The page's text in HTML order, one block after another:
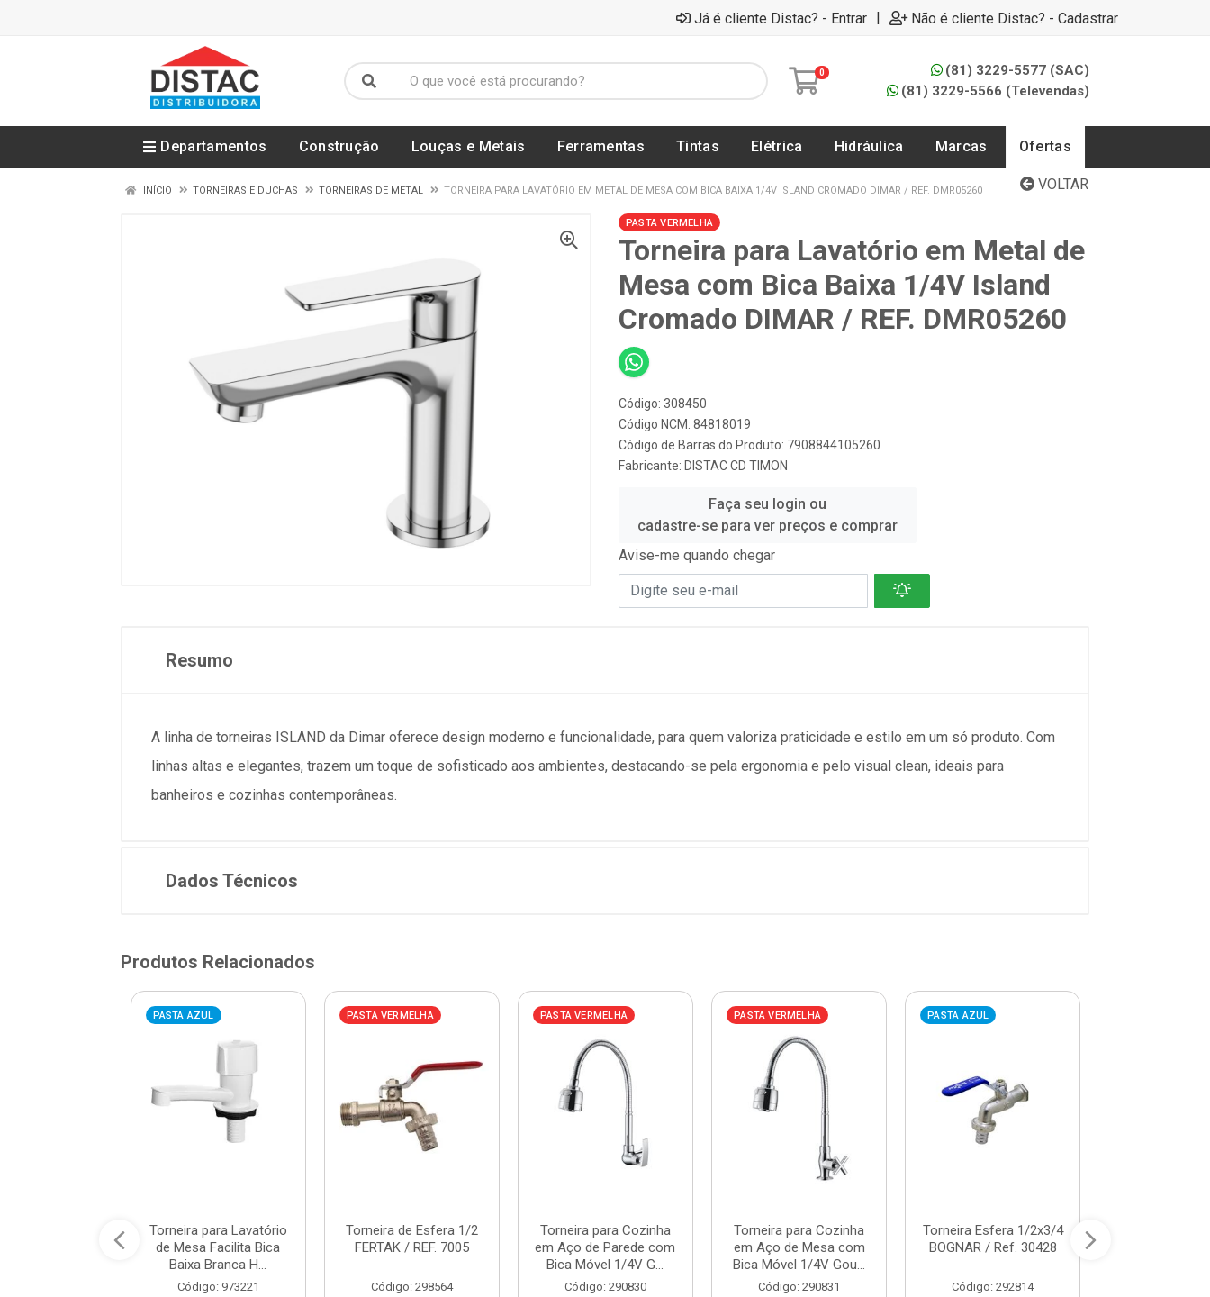
Já é cliente Distac? - Entrar | Não é cliente Distac? - Cadastrar
0
(81) 3229-5577 (SAC)
(81) 3229-5566 (Televendas)
Departamentos Construção Louças e Metais Ferramentas Tintas Elétrica Hidráulica Marcas Ofertas
VOLTAR
INÍCIO TORNEIRAS E DUCHAS TORNEIRAS DE METAL TORNEIRA PARA LAVATÓRIO EM METAL DE MESA COM BICA BAIXA 1/4V ISLAND CROMADO DIMAR / REF. DMR05260
PASTA VERMELHA
Torneira para Lavatório em Metal de
Mesa com Bica Baixa 1/4V Island
Cromado DIMAR / REF. DMR05260
Código: 308450
Código NCM: 84818019
Código de Barras do Produto: 7908844105260
Fabricante: DISTAC CD TIMON
Faça seu login ou
cadastre-se para ver preços e comprar
Avise-me quando chegar
Resumo
A linha de torneiras ISLAND da Dimar oferece design moderno e funcionalidade, para quem valoriza praticidade e estilo em um só produto. Com
linhas altas e elegantes, trazem um toque de sofisticado aos ambientes, destacando-se pela ergonomia e pelo visual clean, ideais para
banheiros e cozinhas contemporâneas.
Dados Técnicos
Produtos Relacionados
PASTA AZUL
Torneira para Lavatório
de Mesa Facilita Bica
Baixa Branca H...
Código: 973221
PASTA VERMELHA
Torneira de Esfera 1/2
FERTAK / REF. 7005
Código: 298564
PASTA VERMELHA
Torneira para Cozinha
em Aço de Parede com
Bica Móvel 1/4V G...
Código: 290830
PASTA VERMELHA
Torneira para Cozinha
em Aço de Mesa com
Bica Móvel 1/4V Gou...
Código: 290831
PASTA AZUL
Torneira Esfera 1/2x3/4
BOGNAR / Ref. 30428
Código: 292814